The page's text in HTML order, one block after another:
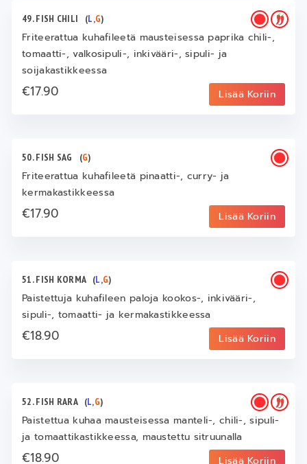
49. FISH CHILI (L,G)
Friteerattua kuhafileetä mausteisessa paprika chili-,
tomaatti-, valkosipuli-, inkivääri-, sipuli- ja
soijakastikkeessa
€17.90 Lisää Koriin
50. FISH SAG (G)
Friteerattua kuhafileetä pinaatti-, curry- ja
kermakastikkeessa
€17.90 Lisää Koriin
51. FISH KORMA (L,G)
Paistettuja kuhafileen paloja kookos-, inkivääri-,
sipuli-, tomaatti- ja kermakastikkeessa
€18.90 Lisää Koriin
52. FISH RARA (L,G)
Paistettua kuhaa mausteisessa manteli-, chili-, sipuli-
ja tomaattikastikkeessa, maustettu sitruunalla
€18.90 Lisää Koriin